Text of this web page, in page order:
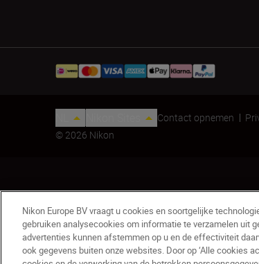
Objectieftas CL-C6
Contact opnemen
© 2026 Nikon
Nikon Europe BV vraagt u cookies en soortgelijke
gebruiken analysecookies om informatie te verzamelen uit
advertenties kunnen afstemmen op u en de effectiviteit
ook gegevens buiten onze websites. Door op ‘Alle cookies